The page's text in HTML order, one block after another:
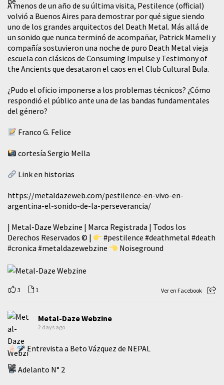
A menos de un año de su última visita, Pestilence (official)
volvió a Buenos Aires para demostrar por qué sigue siendo
uno de los grandes arquitectos del Death Metal. Más allá de
un sonido que nunca terminó de acompañar, Patrick Mameli y
compañía sostuvieron una noche de puro Death Metal vieja
escuela con clásicos de Consuming Impulse y Testimony of
the Ancients que desataron el caos en el Club Cultural Bula.
¿Pudo el oficio imponerse a los problemas técnicos? ¿Cómo
respondió el público ante una de las bandas fundamentales
del género?
Franco G. Felice
cortesía Sergio Mella
Link en historias
https://metaldazeweb.com/pestilence-en-vivo-en-
argentina-el-sonido-de-la-perseverancia/
| Metal-Daze Webzine | Marca Registrada | Todos los
Derechos Reservados © |
#pestilence #deathmetal #death
#cronica #metaldazewebzine Noiseground
3 1 Ver en Facebook
Metal-Daze Webzine
2 days ago
Entrevista a Beto Vázquez de NEPAL
Adelanto N° 2